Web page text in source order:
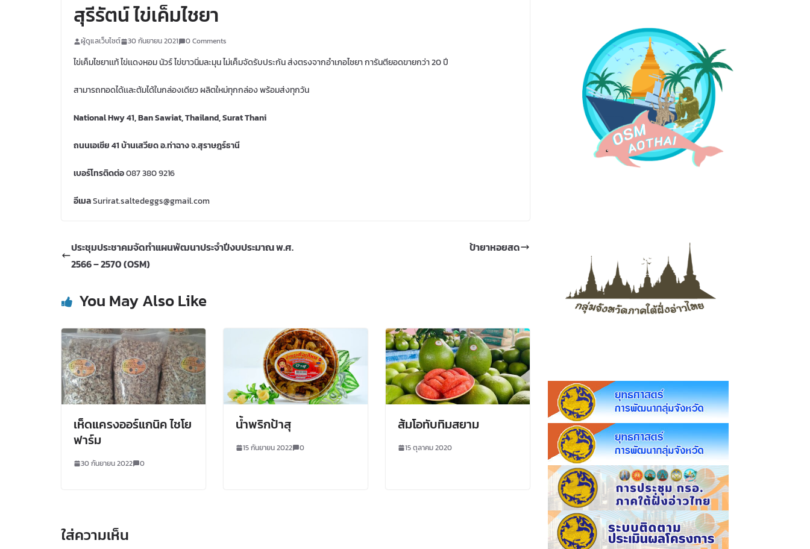
สุรีรัตน์ ไข่เค็มไชยา
ผู้ดูแลเว็บไซต์ 30 กันยายน 2021 0 Comments
ไข่เค็มไชยาเเท้ ไข่เเดงหอม นัวร์ ไข่ขาวนิ่มละมุน ไม่เค็มจัดรับประกัน ส่งตรงจากอำเภอไชยา การันตียอดขายกว่า 20 ปี
สามารถทอดได้เเละต้มได้ในกล่องเดียว ผลิตใหม่ทุกกล่อง พร้อมส่งทุกวัน
National Hwy 41, Ban Sawiat, Thailand, Surat Thani
ถนนเอเชีย 41 บ้านเสวียด อ.ท่าฉาง จ.สุราษฎร์ธานี
เบอร์โทรติดต่อ087 380 9216
อีเมลSurirat.saltedeggs@gmail.com
ประชุมประชาคมจัดทำแผนพัฒนาประจำปีงบประมาณ พ.ศ.
2566 – 2570 (OSM)
ป้ายาหอยสด
You May Also Like
เห็ดแครงออร์แกนิค ไชโย
ฟาร์ม
30 กันยายน 2022 0
น้ำพริกป้าสุ
15 กันยายน 2022 0
ส้มโอทับทิมสยาม
15 ตุลาคม 2020
ใส่ความเห็น